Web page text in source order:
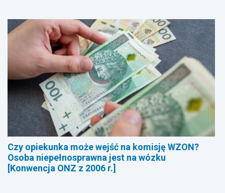
Czy opiekunka może wejść na komisję WZON?
Osoba niepełnosprawna jest na wózku
[Konwencja ONZ z 2006 r.]